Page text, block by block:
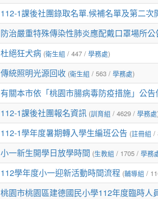
112-1課後社團錄取名單.候補名單及第二次
防治嚴重特殊傳染性肺炎應配戴口罩場所公
杜絕狂犬病 (衛生組 / 447 / 學務處)
傳統照明光源回收 (衛生組 / 563 / 學務處)
有關本市依「桃園市腸病毒防疫措施」公
112-1課後社團報名資訊 (訓育組 / 4629 / 學務處
112-1學年度暑期轉入學生編班公告 (註冊組 /
小一新生開學日放學時間 (生教組 / 1705 / 學務
112學年度小一迎新活動時間流程 (輔導組 /
桃園市桃園區建德國民小學112年度臨時人